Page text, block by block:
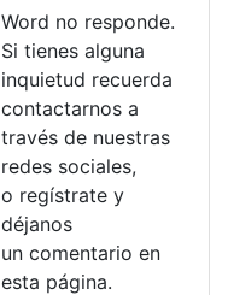
Word no responde.
Si tienes alguna
inquietud recuerda
contactarnos a
través de nuestras
redes sociales,
o regístrate y
déjanos
un comentario en
esta página.